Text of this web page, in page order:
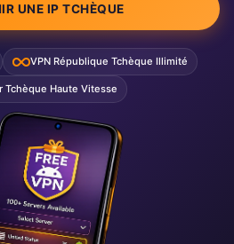
UNE IP TCHÈQUE
VPN République Tchèque Illimité
Tchèque Haute Vitesse